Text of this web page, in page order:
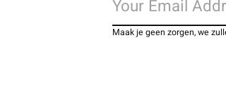
Maak je geen zorgen, we